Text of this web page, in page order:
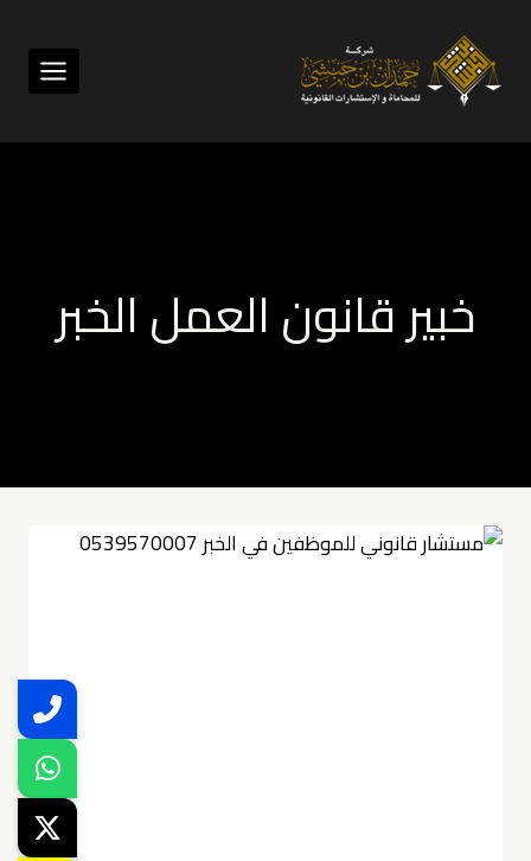
المحتوى
خبير قانون العمل الخبر